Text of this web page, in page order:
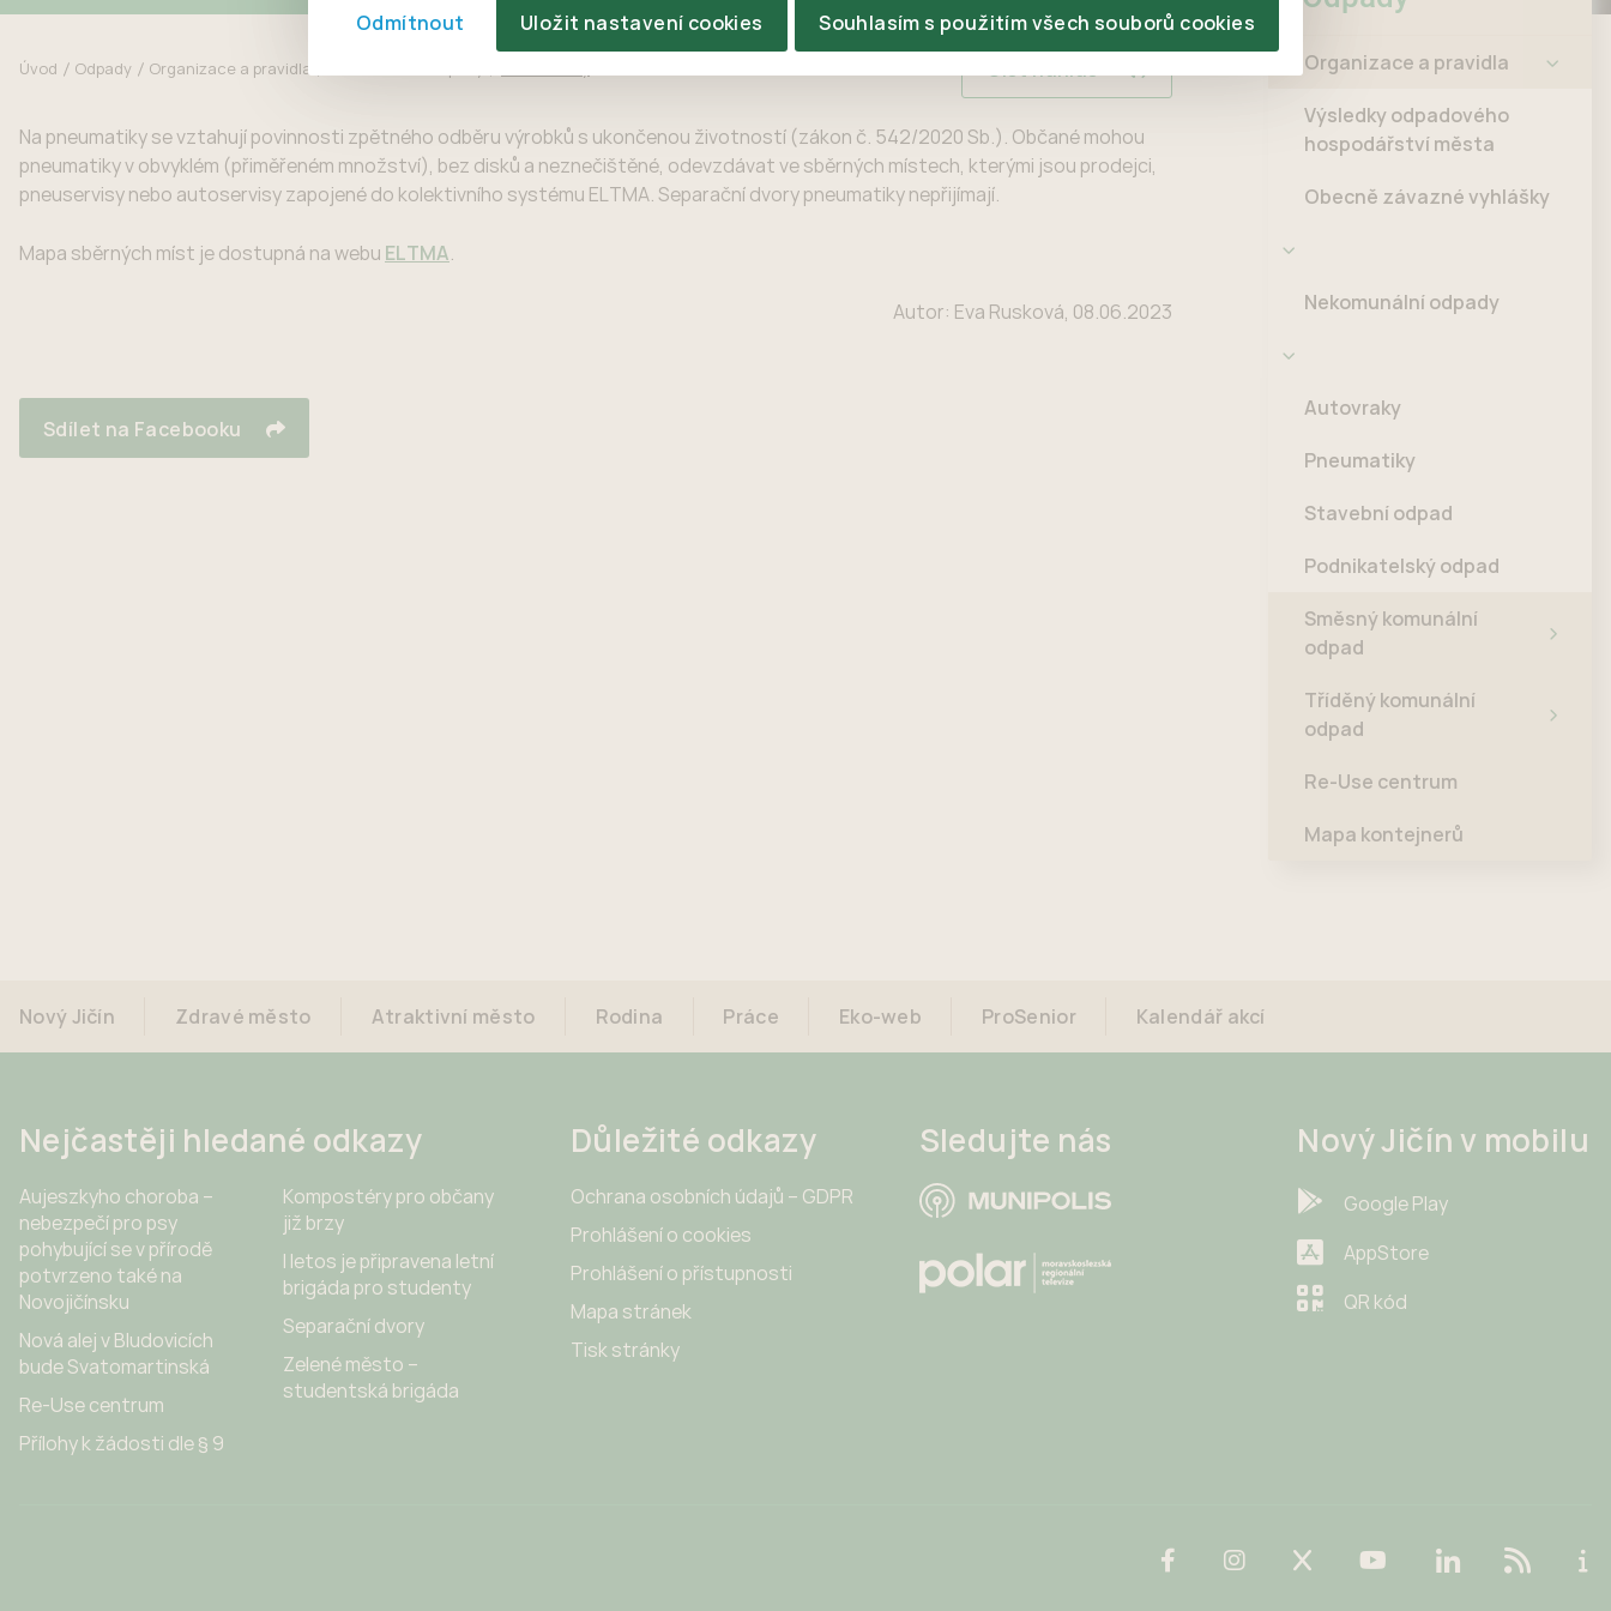
Odmítnout
Uložit nastavení cookies Souhlasím s použitím všech souborů cookies
Úvod Odpady Organizace a pravidla Číst nahlas
Na pneumatiky se vztahují povinnosti zpětného odběru výrobků s ukončenou životností (zákon č. 542/2020 Sb.). Občané mohou
pneumatiky v obvyklém (přiměřeném množství), bez disků a neznečištěné, odevzdávat ve sběrných místech, kterými jsou prodejci,
pneuservisy nebo autoservisy zapojené do kolektivního systému ELTMA. Separační dvory pneumatiky nepřijímají.
Mapa sběrných míst je dostupná na webu ELTMA.
Autor: Eva Rusková, 08.06.2023
Sdílet na Facebooku
Organizace a pravidla
Výsledky odpadového
hospodářství města
Obecně závazné vyhlášky
Nekomunální odpady
Autovraky
Pneumatiky
Stavební odpad
Podnikatelský odpad
Směsný komunální
odpad
Tříděný komunální
odpad
Re-Use centrum
Mapa kontejnerů
Nový Jičín Zdravé město Atraktivní město Rodina Práce Eko-web ProSenior Kalendář akcí
Nejčastěji hledané odkazy
Aujeszkyho choroba –
nebezpečí pro psy
pohybující se v přírodě
potvrzeno také na
Novojičínsku
Nová alej v Bludovicích
bude Svatomartinská
Re-Use centrum
Přílohy k žádosti dle § 9
Kompostéry pro občany
již brzy
I letos je připravena letní
brigáda pro studenty
Separační dvory
Zelené město –
studentská brigáda
Důležité odkazy
Ochrana osobních údajů – GDPR
Prohlášení o cookies
Prohlášení o přístupnosti
Mapa stránek
Tisk stránky
Sledujte nás Nový Jičín v mobilu
Google Play
AppStore
QR kód